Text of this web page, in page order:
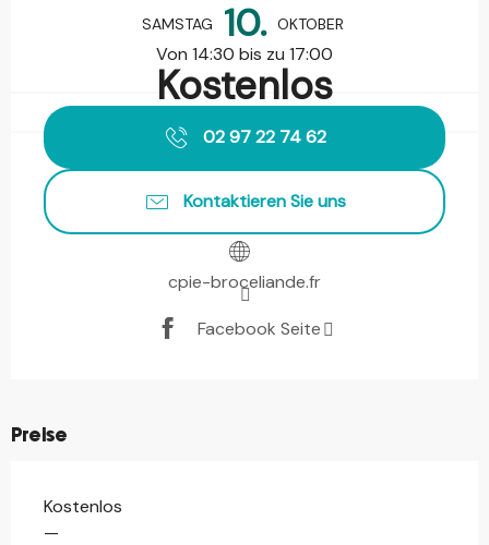
SAMSTAG 10. OKTOBER
Von 14:30 bis zu 17:00
Kostenlos
02 97 22 74 62
Kontaktieren Sie uns
cpie-broceliande.fr
Facebook Seite
Preise
Kostenlos
—